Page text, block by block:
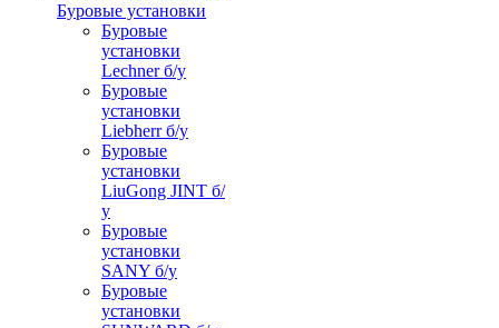
Буровые установки
Буровые
установки
Lechner б/у
Буровые
установки
Liebherr б/у
Буровые
установки
LiuGong JINT б/
у
Буровые
установки
SANY б/у
Буровые
установки